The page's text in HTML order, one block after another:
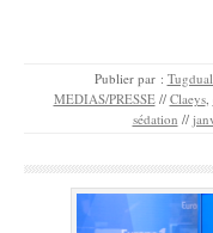
Publier par :
MEDIAS/PRESSE // Claeys,
sédation //